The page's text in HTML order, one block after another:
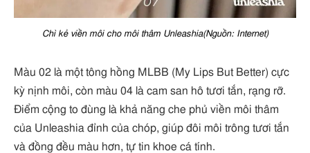
Chì kẻ viền môi cho môi thâm Unleashia(Nguồn: Internet)
Màu 02 là một tông hồng MLBB (My Lips But Better) cực
kỳ nịnh môi, còn màu 04 là cam san hô tươi tắn, rạng rỡ.
Điểm cộng to đùng là khả năng che phủ viền môi thâm
của Unleashia đỉnh của chóp, giúp đôi môi trông tươi tắn
và đồng đều màu hơn, tự tin khoe cá tính.